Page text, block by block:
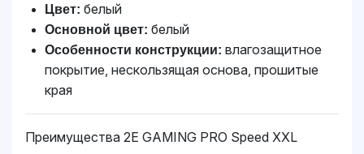
Цвет: белый
Основной цвет: белый
Особенности конструкции: влагозащитное
покрытие, нескользящая основа, прошитые
края
Преимущества 2E GAMING PRO Speed XXL